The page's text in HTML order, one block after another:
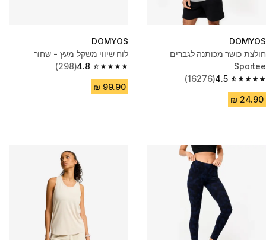
DOMYOS
חולצת כושר מכותנה לגברים
Sportee
4.5
4.5 out of 5 stars from 16276 reviews
(16276)
DOMYOS
לוח שיווי משקל מעץ - שחור
4.8
4.8 out of 5 stars from 298 reviews
(298)